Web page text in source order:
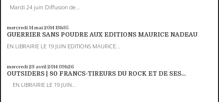
Mardi 24 juin Diffusion de...
mercredi 14mai 201413h35
GUERRIER SANS POUDRE AUX EDITIONS MAURICE NADEAU
EN LIBRAIRIE LE 19 JUIN EDITIONS MAURICE...
mercredi 23 avril 2014 09h26
OUTSIDERS | 80 FRANCS-TIREURS DU ROCK ET DE SES...
EN LIBRAIRIE LE 19 JUIN...